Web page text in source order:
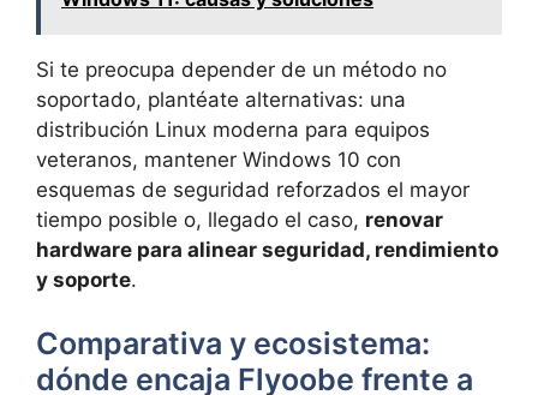
Si te preocupa depender de un método no
soportado, plantéate alternativas: una
distribución Linux moderna para equipos
veteranos, mantener Windows 10 con
esquemas de seguridad reforzados el mayor
tiempo posible o, llegado el caso, renovar
hardware para alinear seguridad, rendimiento
y soporte.
Comparativa y ecosistema:
dónde encaja Flyoobe frente a